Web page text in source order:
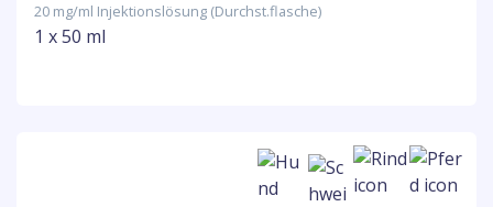
20 mg/ml Injektionslösung (Durchst.flasche)
1 x 50 ml